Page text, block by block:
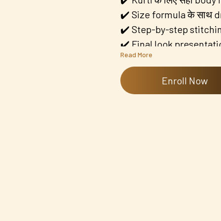
✔️ Size formula के साथ
✔️ Step-by-step
✔️ Final look
📌 इस class का content
है — आप जिस language में
हैं।
Read More
Enroll Now